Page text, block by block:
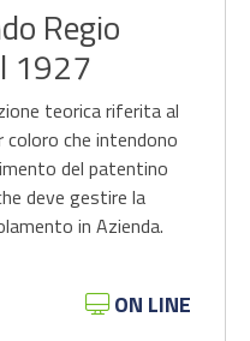
Regio
1927
teorica riferita al
coloro che intendono
del patentino
deve gestire la
in Azienda.
ON LINE